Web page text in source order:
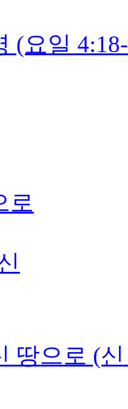
(요일
로
땅으로 (